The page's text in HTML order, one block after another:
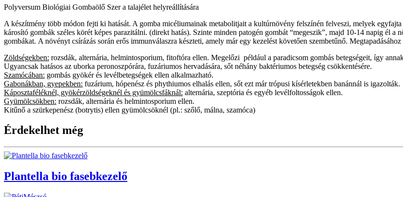
Polyversum Biológiai Gombaölő Szer a talajélet helyreállítására
A készítmény több módon fejti ki hatását. A gomba micéliumainak metabolitjait a kultúrnövény felszínén felveszi, melyek
károsító gombák széles körét képes parazitálni. (direkt hatás). Szinte minden patogén gombát “megeszik”, majd 10-14 napig él
gombákat. A növényt csírázás során erős immunválaszra készteti, amely már egy kezelést követően szembetűnő. Megtapadásához
Zöldségekben: rozsdák, alternária, helmintosporium, fitoftóra ellen. Megelőzi például a paradicsom gombás betegségeit, így
Ugyancsak hatásos az uborka peronoszpórára, fuzáriumos hervadására, sőt néhány baktériumos betegség csökkentésére.
Szamócában: gombás gyökér és levélbetegségek ellen alkalmazható.
Gabonákban, gyepekben: fuzárium, hópenész és phythiumos elhalás ellen, sőt ezt már trópusi kísérletekben banánnál is igazolták.
Káposztaféléknél, gyökérzöldségeknél és gyümölcsfáknál: alternária, szeptória és egyéb levélfoltosságok ellen.
Gyümölcsökben: rozsdák, alternária és helmintosporium ellen.
Kitűnő a szürkepenész (botrytis) ellen gyümölcsöknél (pl.: szőlő, málna, szamóca)
Érdekelhet még
Plantella bio fasebkezelő